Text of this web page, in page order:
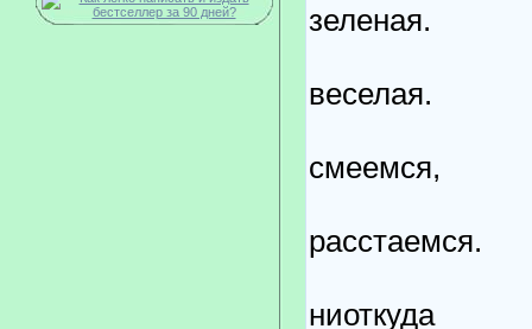
зеленая.
веселая.
смеемся,
расстаемся.
ниоткуда